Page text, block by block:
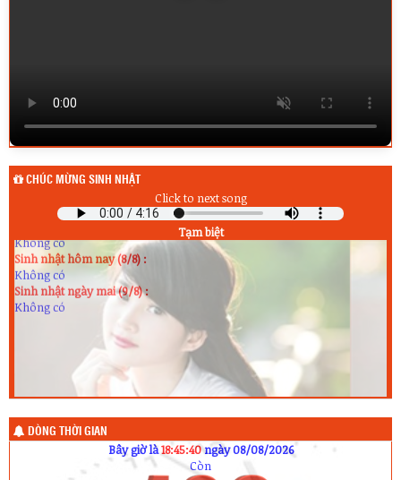
CHÚC MỪNG SINH NHẬT
Click to next song
Tạm biệt
Sinh nhật hôm qua (7/8) :
Sinh nhật hôm nay (8/8) :
Không có
Sinh nhật ngày mai (9/8) :
Không có
DÒNG THỜI GIAN
Bây giờ là18:45:40ngày 08/08/2026
Còn